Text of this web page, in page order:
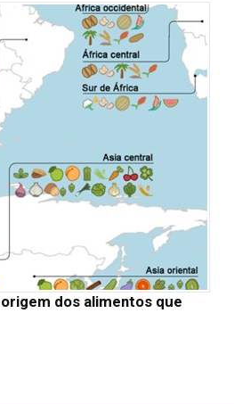
dos alimentos que